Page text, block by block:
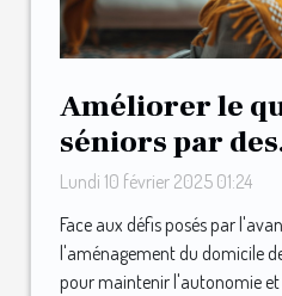
Améliorer le
séniors par des
aménagements
astucieux
Lundi 10 février 2025 01:24
Face aux défis posés par
l'aménagement du domicile
pour maintenir l'autonomie